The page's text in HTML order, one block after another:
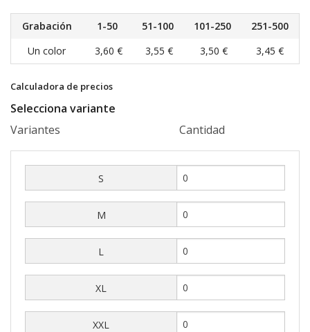
Grabación 1-50 51-100 101-250
251-500
Un color
3,60 € 3,55 € 3,50 € 3,45 €
Calculadora de precios
Selecciona variante
Variantes
Cantidad
S
M
L
XL
XXL